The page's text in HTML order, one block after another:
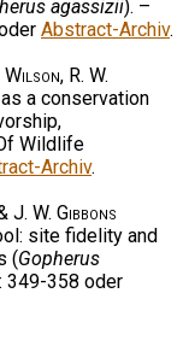
agassizii). –
Abstract-Archiv.
Wilson, R. W.
a conservation
Wildlife
Archiv.
J. W. Gibbons
site fidelity and
(Gopherus
349-358 oder